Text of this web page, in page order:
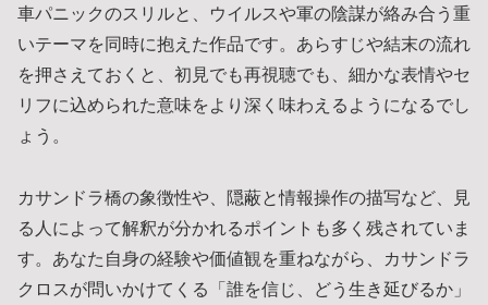
車パニックのスリルと、ウイルスや軍の陰謀が絡み合う重
いテーマを同時に抱えた作品です。あらすじや結末の流れ
を押さえておくと、初見でも再視聴でも、細かな表情やセ
リフに込められた意味をより深く味わえるようになるでし
ょう。
カサンドラ橋の象徴性や、隠蔽と情報操作の描写など、見
る人によって解釈が分かれるポイントも多く残されていま
す。あなた自身の経験や価値観を重ねながら、カサンドラ
クロスが問いかけてくる「誰を信じ、どう生き延びるか」